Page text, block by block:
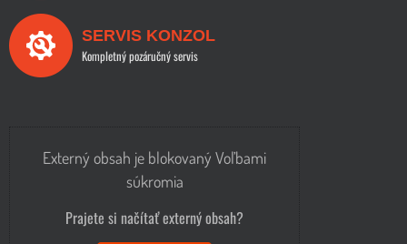
SERVIS KONZOL
Kompletný pozáručný servis
Externý obsah je blokovaný Voľbami
súkromia
Prajete si načítať externý obsah?